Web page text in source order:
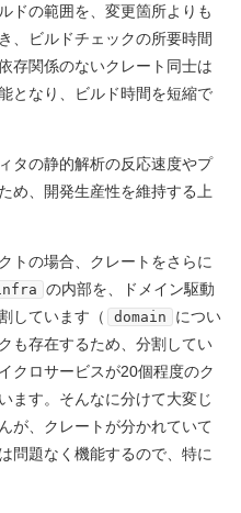
ドの範囲を、変更箇所よりも
、ビルドチェックの所要時間
存関係のないクレート同士は
となり、ビルド時間を短縮で
タの静的解析の反応速度やプ
め、開発生産性を維持する上
トの場合、クレートをさらに
の内部を、ドメイン駆動
しています（
domain
につい
も存在するため、分割してい
クロサービスが20個程度のク
ます。そんなに分けて大変じ
が、クレートが分かれていて
問題なく機能するので、特に